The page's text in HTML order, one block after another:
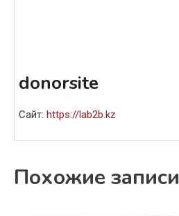
donorsite
Сайт: https://lab2b.kz
Похожие записи